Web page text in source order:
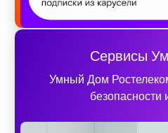
Сервисы
Умный Дом
безопасности